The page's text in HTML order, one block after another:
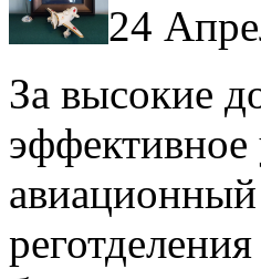
24
За высокие
эффективное
авиационный